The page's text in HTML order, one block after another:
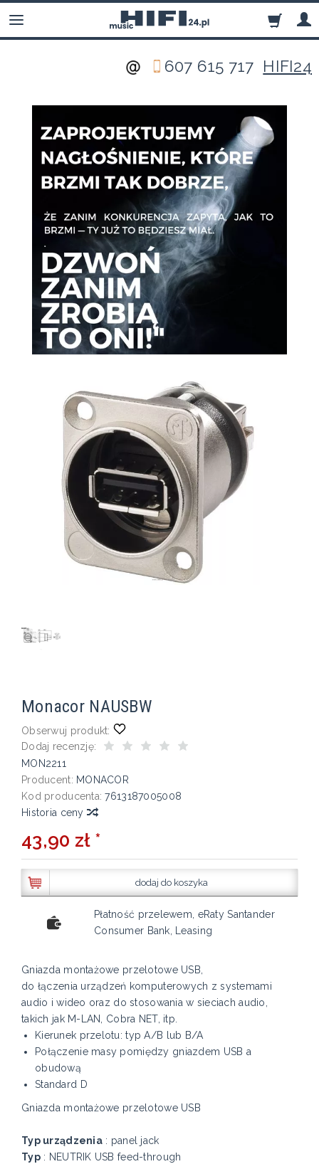
607 615 717 HIFI24
Monacor NAUSBW
Obserwuj produkt:
Dodaj recenzję:
MON2211
Producent: MONACOR
Kod producenta: 7613187005008
Historia ceny
43,90 zł *
dodaj do koszyka
Płatność przelewem, eRaty Santander
Consumer Bank, Leasing
Gniazda montażowe przelotowe USB,
do łączenia urządzeń komputerowych z systemami
audio i wideo oraz do stosowania w sieciach audio,
takich jak M-LAN, Cobra NET, itp.
Kierunek przelotu: typ A/B lub B/A
Połączenie masy pomiędzy gniazdem USB a
obudową
Standard D
Gniazda montażowe przelotowe USB
Typ urządzenia: panel jack
Typ: NEUTRIK USB feed-through